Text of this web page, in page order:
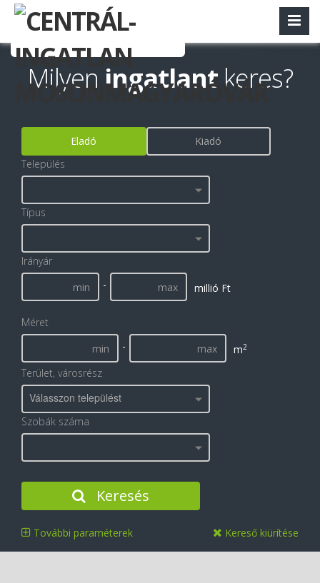
Milyen ingatlant keres?
Eladó
Kiadó
Település
Típus
Irányár
-
millió Ft
Méret
-
m2
Terület, városrész
Válasszon települést
Szobák száma
Keresés
További paraméterek Kereső kiürítése